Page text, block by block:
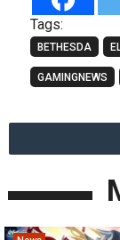
Tags:
BETHESDA
GAMINGNEWS